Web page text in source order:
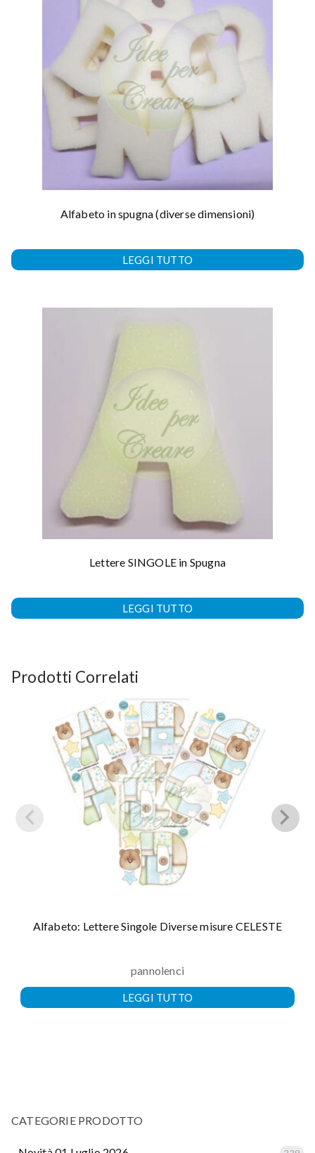
Alfabeto in spugna (diverse dimensioni)
LEGGI TUTTO
Lettere SINGOLE in Spugna
LEGGI TUTTO
Prodotti Correlati
Alfabeto: Lettere Singole Diverse misure CELESTE
pannolenci
LEGGI TUTTO
CATEGORIE PRODOTTO